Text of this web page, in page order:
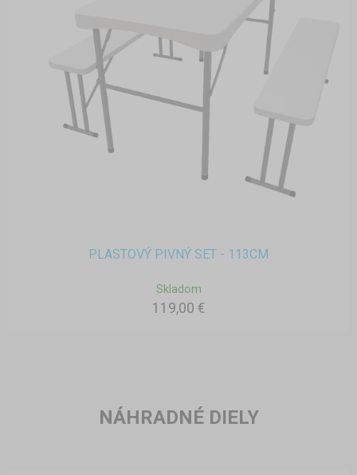
PLASTOVÝ PIVNÝ SET - 113CM
Skladom
119,00 €
NÁHRADNÉ DIELY